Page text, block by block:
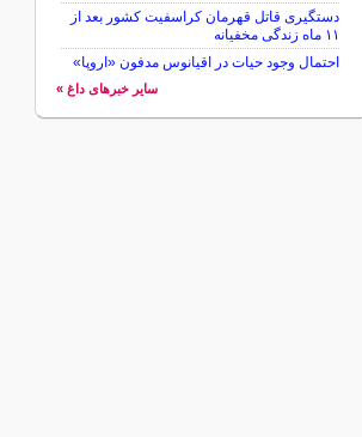
دستگیری قاتل قهرمان کراسفیت کشور بعد از
۱۱ ماه زندگی مخفیانه
احتمال وجود حیات در اقیانوس مدفون «اروپا»
سایر خبرهای داغ »